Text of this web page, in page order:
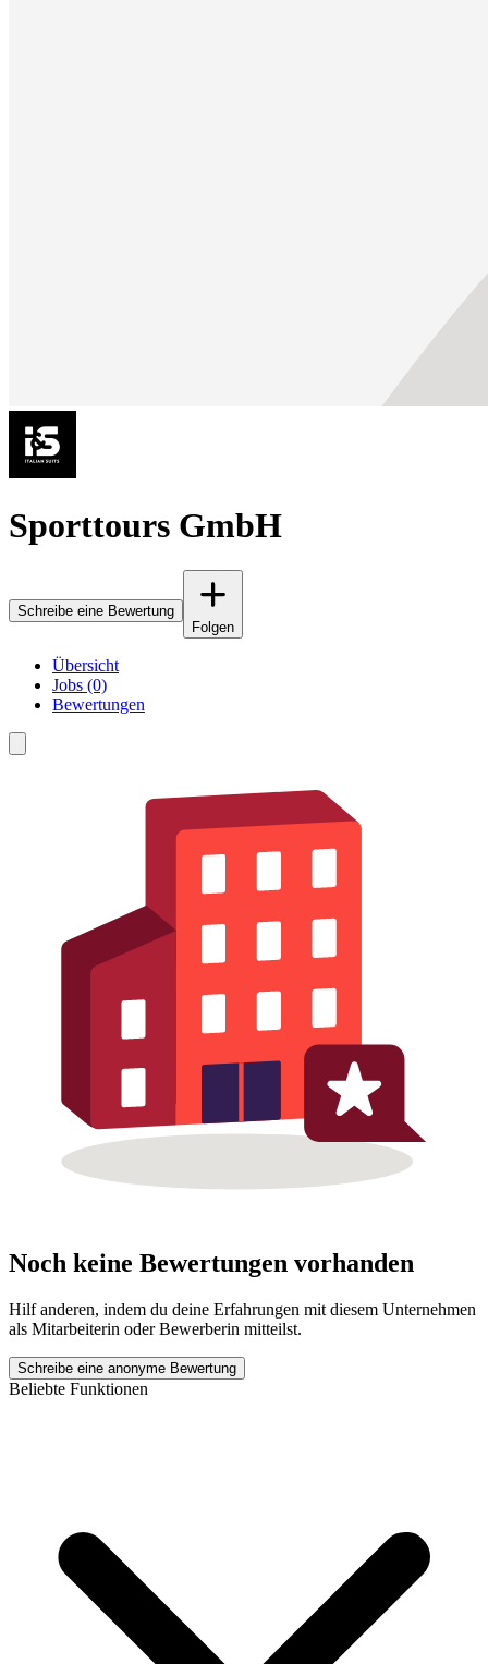
Sporttours GmbH
Schreibe eine Bewertung
Folgen
Übersicht
Jobs (0)
Bewertungen
Noch keine Bewertungen vorhanden
Hilf anderen, indem du deine Erfahrungen mit diesem Unternehmen
als Mitarbeiterin oder Bewerberin mitteilst.
Schreibe eine anonyme Bewertung
Beliebte Funktionen